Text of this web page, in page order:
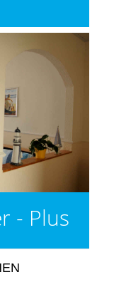
- Plus